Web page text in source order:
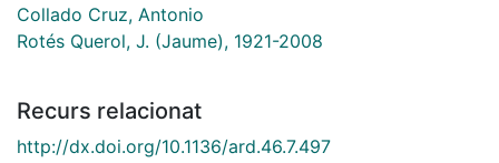
Collado Cruz, Antonio
Rotés Querol, J. (Jaume), 1921-2008
Recurs relacionat
http://dx.doi.org/10.1136/ard.46.7.497